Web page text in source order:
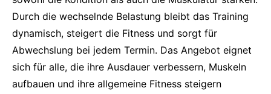
Durch die wechselnde Belastung bleibt das Training
dynamisch, steigert die Fitness und sorgt für
Abwechslung bei jedem Termin. Das Angebot eignet
sich für alle, die ihre Ausdauer verbessern, Muskeln
aufbauen und ihre allgemeine Fitness steigern